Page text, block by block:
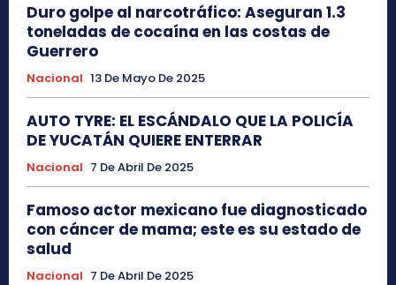
Duro golpe al narcotráfico: Aseguran 1.3
toneladas de cocaína en las costas de
Guerrero
Nacional 13 De Mayo De 2025
AUTO TYRE: EL ESCÁNDALO QUE LA POLICÍA
DE YUCATÁN QUIERE ENTERRAR
Nacional 7 De Abril De 2025
Famoso actor mexicano fue diagnosticado
con cáncer de mama; este es su estado de
salud
Nacional 7 De Abril De 2025